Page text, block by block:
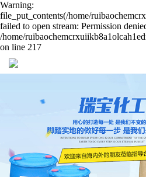
Warning:
file_put_contents(/home/
failed to open stream: Permission
/home/
on line 217